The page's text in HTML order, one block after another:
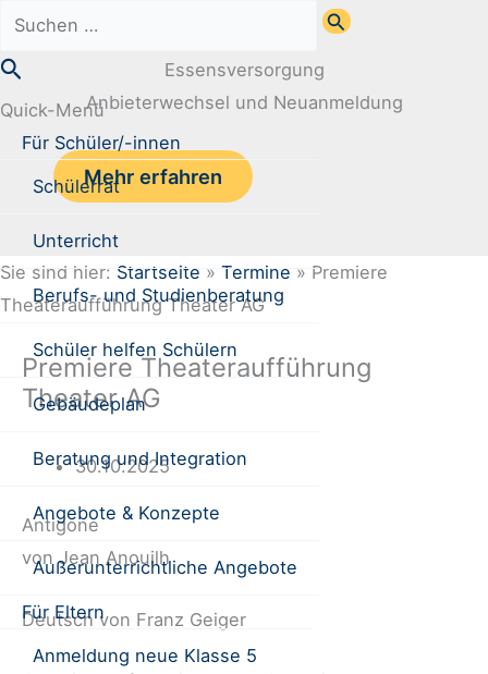
Zum
springen
Suchen
Suchen
Quick-Menü
Für Schüler/-innen
Schülerrat
Unterricht
Berufs- und Studienberatung
Schüler helfen Schülern
Gebäudeplan
Beratung und Integration
Angebote & Konzepte
Außerunterrichtliche Angebote
Für Eltern
Anmeldung neue Klasse 5
Essensversorgung
Anbieterwechsel und Neuanmeldung
Mehr erfahren
Sie sind hier: Startseite » Termine » Premiere
Theateraufführung Theater AG
Premiere Theateraufführung
Theater AG
30.10.2025
Antigone
von Jean Anouilh
Deutsch von Franz Geiger